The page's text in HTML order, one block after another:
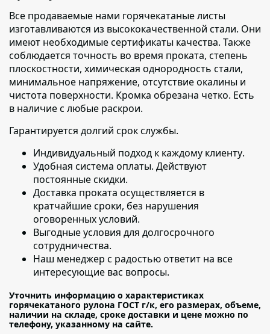
Все продаваемые нами горячекатаные листы
изготавливаются из высококачественной стали. Они
имеют необходимые сертификаты качества. Также
соблюдается точность во время проката, степень
плоскостности, химическая однородность стали,
минимальное напряжение, отсутствие окалины и
чистота поверхности. Кромка обрезана четко. Есть
в наличие с любые раскрои.
Гарантируется долгий срок службы.
Индивидуальный подход к каждому клиенту.
Удобная система оплаты. Действуют
постоянные скидки.
Доставка проката осуществляется в
кратчайшие сроки, без нарушения
оговоренных условий.
Выгодные условия для долгосрочного
сотрудничества.
Наш менеджер с радостью ответит на все
интересующие вас вопросы.
Уточнить информацию о характеристиках
горячекатаного рулона ГОСТ г/к, его размерах, объеме,
наличии на складе, сроке доставки и цене можно по
телефону, указанному на сайте.